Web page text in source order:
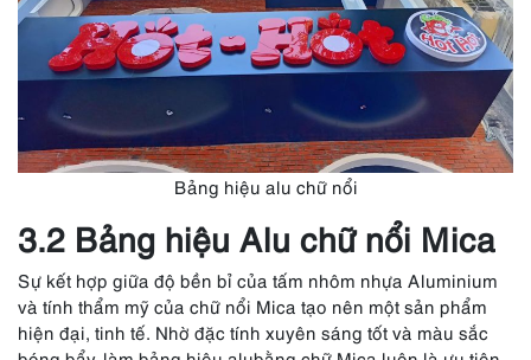
Bảng hiệu alu chữ nổi
3.2 Bảng hiệu Alu chữ nổi Mica
Sự kết hợp giữa độ bền bỉ của tấm nhôm nhựa Aluminium
và tính thẩm mỹ của chữ nổi Mica tạo nên một sản phẩm
hiện đại, tinh tế. Nhờ đặc tính xuyên sáng tốt và màu sắc